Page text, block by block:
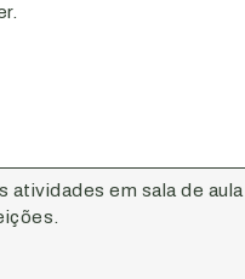
atividades em sala de